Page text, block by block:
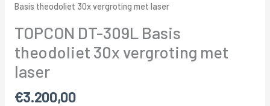
Basis theodoliet 30x vergroting met laser
TOPCON DT-309L Basis
theodoliet 30x vergroting met
laser
€3.200,00